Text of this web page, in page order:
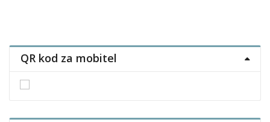
QR kod za mobitel